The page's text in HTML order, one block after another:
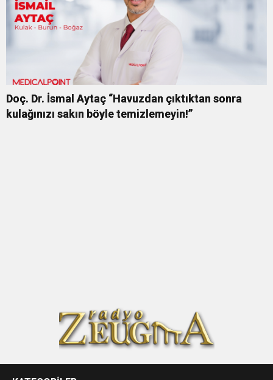
Doç. Dr. İsmal Aytaç “Havuzdan çıktıktan sonra
kulağınızı sakın böyle temizlemeyin!”